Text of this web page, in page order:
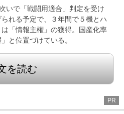
いで「戦闘用適合」判定を受け
れる予定で、３年間で５機とハ
「情報主権」の獲得。国産化率
と位置づけている。
を読む
PR